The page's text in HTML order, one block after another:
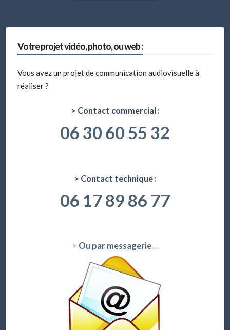
Votre projet vidéo, photo, ou web :
Vous avez un projet de communication audiovisuelle à
réaliser ?
> Contact commercial :
06 30 60 55 32
> Contact technique :
06 17 89 86 77
> Ou par messagerie…